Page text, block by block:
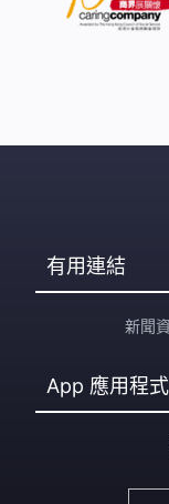
有用連結
新聞
App 應用程式